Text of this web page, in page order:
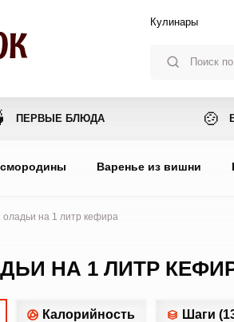
Кулинары
ПЕРВЫЕ БЛЮДА 🍲
Варенье из вишни
на 1 литр кефира
НА 1 ЛИТР
Калорийность Шаги